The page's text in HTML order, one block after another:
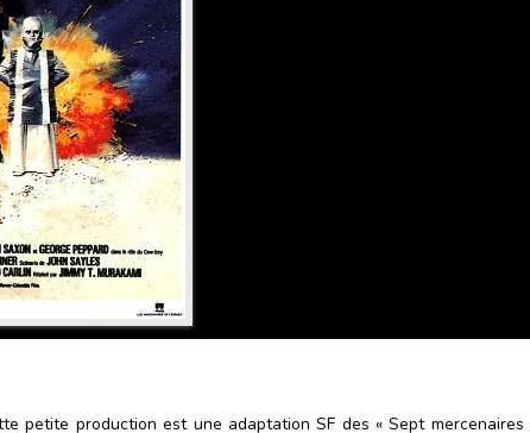
petite production est une adaptation SF des « Sept mercenaires